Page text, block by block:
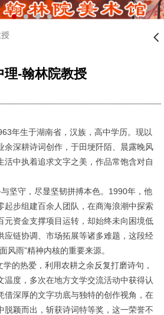
󰊒
理-翰林院教授
年生于湖南省，汉族，高中学历。现以
余深耕诗词创作，于田埂阡陌、晨露晚风
活中执着追求文字之美，作品常饱含对自
坚守，尽显坚韧拼搏本色。1990年，他
起步组建百余人团队，在商海浪潮中探索
元资金支撑项目运转，却始终未向困境低
应链协调、市场拓展等诸多难题，这段经
风雨”精神内核的重要来源。
的热爱，利用农耕之余反复打磨诗句，
温度，多次在地方文学交流活动中获得认
借深厚的文字功底与独特的创作视角，在
脱颖而出，斩获诗词特等奖，这一荣誉不